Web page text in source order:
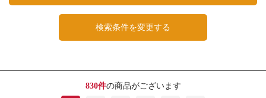
検索条件を変更する
830件の商品がございます